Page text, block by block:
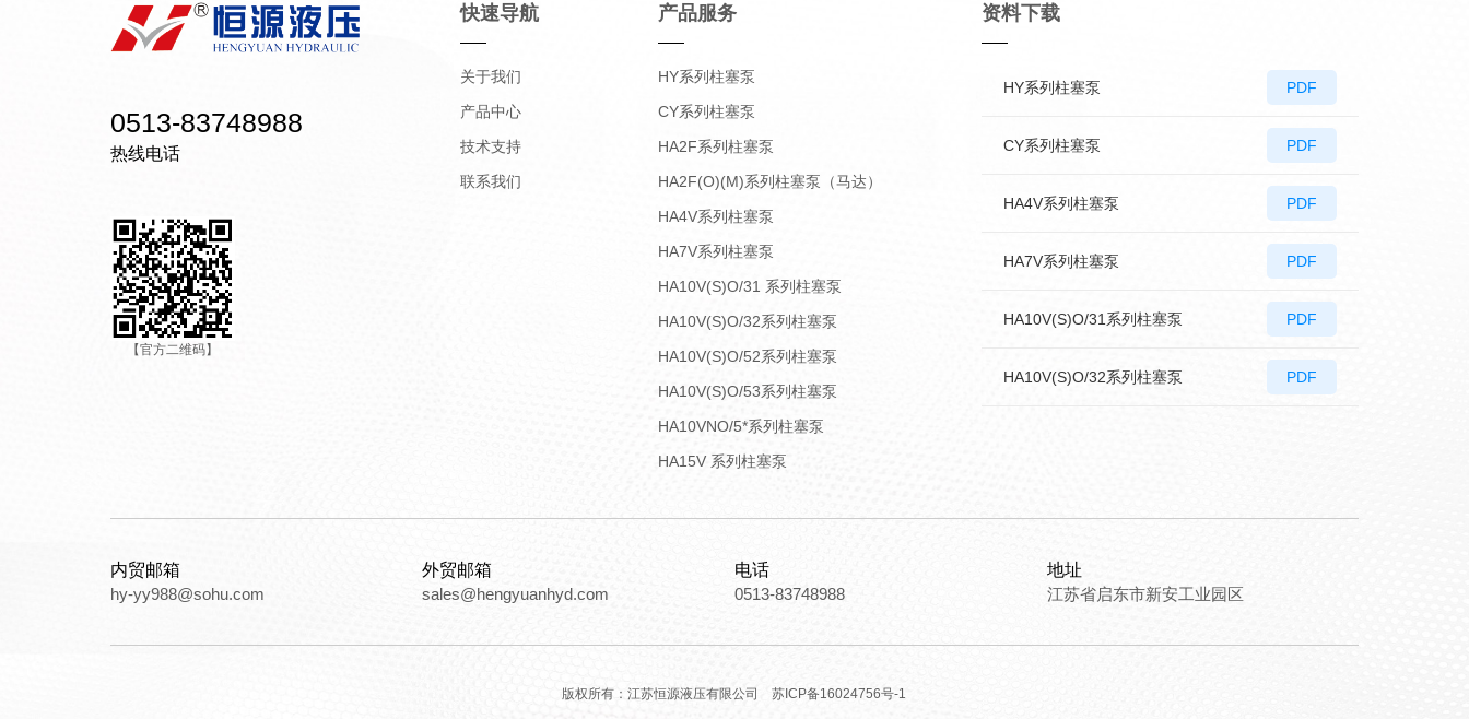
0513-83748988
热线电话
【官方二维码】
快速导航
关于我们
产品中心
技术支持
联系我们
产品服务
HY系列柱塞泵
CY系列柱塞泵
HA2F系列柱塞泵
HA2F(O)(M)系列柱塞泵（马达）
HA4V系列柱塞泵
HA7V系列柱塞泵
HA10V(S)O/31 系列柱塞泵
HA10V(S)O/32系列柱塞泵
HA10V(S)O/52系列柱塞泵
HA10V(S)O/53系列柱塞泵
HA10VNO/5*系列柱塞泵
HA15V 系列柱塞泵
资料下载
HY系列柱塞泵 PDF
CY系列柱塞泵 PDF
HA4V系列柱塞泵 PDF
HA7V系列柱塞泵 PDF
HA10V(S)O/31系列柱塞泵 PDF
HA10V(S)O/32系列柱塞泵 PDF
内贸邮箱
hy-yy988@sohu.com
外贸邮箱
sales@hengyuanhyd.com
电话
0513-83748988
地址
江苏省启东市新安工业园区
版权所有：江苏恒源液压有限公司苏ICP备16024756号-1